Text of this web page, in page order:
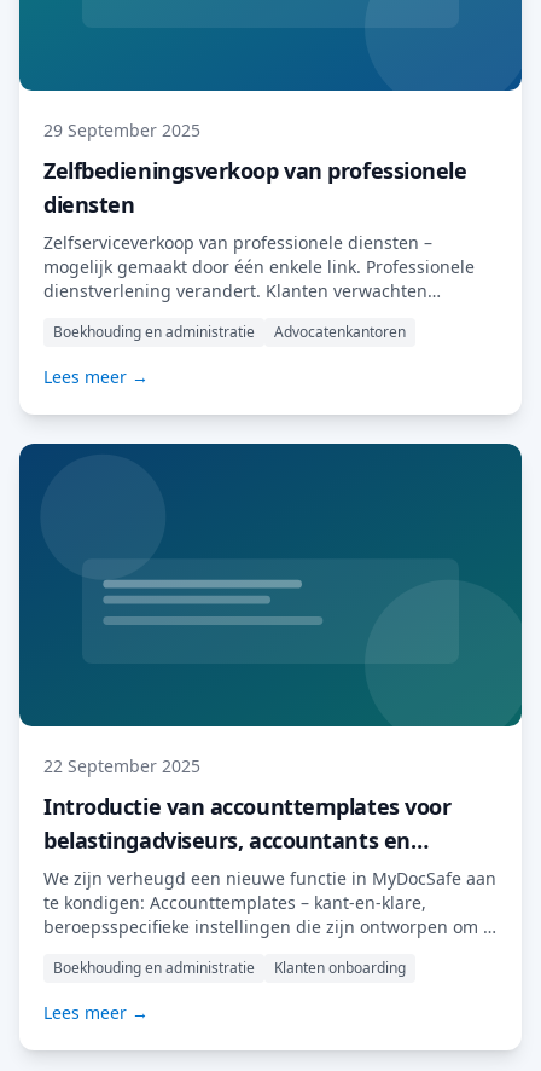
29 September 2025
Zelfbedieningsverkoop van professionele
diensten
Zelfserviceverkoop van professionele diensten –
mogelijk gemaakt door één enkele link. Professionele
dienstverlening verandert. Klanten verwachten
advocaten en consultants als van online retailers:
bedrijven die zich aanpassen, zullen zich
onderscheiden. Bij MyDocSafe hebben we die
Boekhouding en administratie Advocatenkantoren
Lees meer →
22 September 2025
Introductie van accounttemplates voor
belastingadviseurs, accountants en
onafhankelijke financiële adviseurs.
We zijn verheugd een nieuwe functie in MyDocSafe aan
te kondigen: Accounttemplates – kant-en-klare,
beroepsspecifieke instellingen die zijn ontworpen om u
efficiënter te leveren en sneller betaald te krijgen. Wat
geconfigureerde MyDocSafe-werkruimtes die zijn
afgestemd op de behoeften van specifieke beroepen.
Boekhouding en administratie Klanten onboarding
Lees meer →